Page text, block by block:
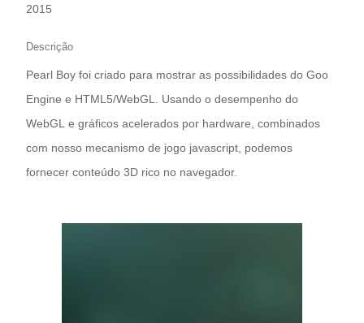
2015
Descrição
Pearl Boy foi criado para mostrar as possibilidades do Goo
Engine e HTML5/WebGL. Usando o desempenho do
WebGL e gráficos acelerados por hardware, combinados
com nosso mecanismo de jogo javascript, podemos
fornecer conteúdo 3D rico no navegador.